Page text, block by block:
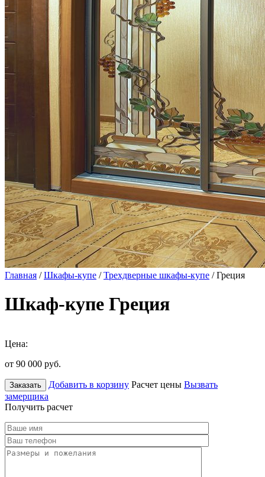
Главная /Шкафы-купе /Трехдверные шкафы-купе / Греция
Шкаф-купе Греция
Цена:
от 90 000 руб.
Заказать Добавить в корзину Расчет цены Вызвать
замерщика
Получить расчет